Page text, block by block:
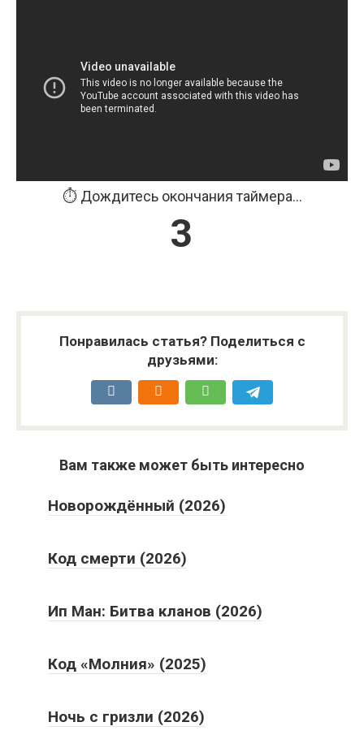
⏱️ Дождитесь окончания таймера...
3
Понравилась статья? Поделиться с
друзьями:
Вам также может быть интересно
Новорождённый (2026)
Код смерти (2026)
Ип Ман: Битва кланов (2026)
Код «Молния» (2025)
Ночь с гризли (2026)